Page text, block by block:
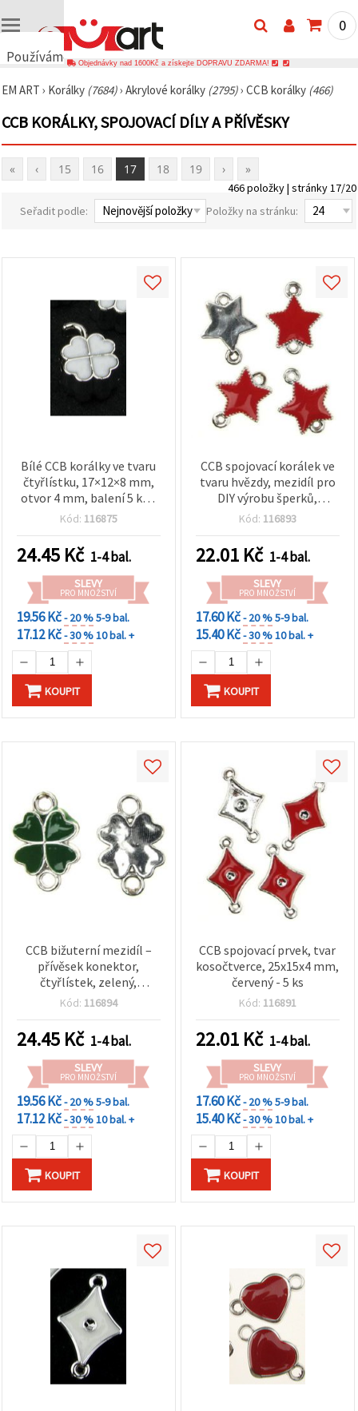
Používáme
🍪
cookies a
technologie,
abychom
zajistili
webu,
používání a
analyzovali
marketing.
Můžete
souhlasit s
cookies
kliknutím
"Přijmout
vše!" Nebo
můžete
uvést své
preference v
Nastavení
výběrem
daného
typu
cookies a
na tlačítko
vše
Nastavení
0
Objednávky nad 1600Kč a získejte DOPRAVU ZDARMA!
EM ART › Korálky (7684)› Akrylové korálky (2795)› CCB korálky (466)
CCB KORÁLKY, SPOJOVACÍ DÍLY A PŘÍVĚSKY
« ‹ 15 16 17 18 19 › »
466 položky | stránky 17/20
Seřadit podle:
Položky na stránku:
Bílé CCB korálky ve tvaru
čtyřlístku, 17×12×8 mm,
otvor 4 mm, balení 5 ks –
pro výrobu šperků,
doplňků
Kód: 116875
24.45 Kč 1-4 bal.
SLEVY
PRO MNOŽSTVÍ
19.56 Kč- 20 %5-9 bal.
17.12 Kč- 30 %10 bal. +
KOUPIT
CCB spojovací korálek ve
tvaru hvězdy, mezidíl pro
DIY výrobu šperků,
20×15×3 mm, červený – 5
Kód: 116893
22.01 Kč 1-4 bal.
SLEVY
PRO MNOŽSTVÍ
17.60 Kč- 20 %5-9 bal.
15.40 Kč- 30 %10 bal. +
KOUPIT
CCB bižuterní mezidíl –
přívěsek konektor,
čtyřlístek, zelený,
22×15×3 mm, otvor 2,5
Kód: 116894
24.45 Kč 1-4 bal.
SLEVY
PRO MNOŽSTVÍ
19.56 Kč- 20 %5-9 bal.
17.12 Kč- 30 %10 bal. +
KOUPIT
CCB spojovací prvek, tvar
kosočtverce, 25x15x4 mm,
červený - 5 ks
Kód: 116891
22.01 Kč 1-4 bal.
SLEVY
PRO MNOŽSTVÍ
17.60 Kč- 20 %5-9 bal.
15.40 Kč- 30 %10 bal. +
KOUPIT